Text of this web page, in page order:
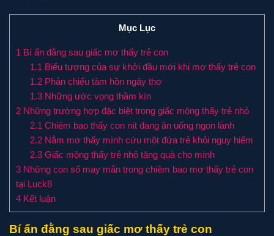
Mục Lục
1 Bí ẩn đằng sau giấc mơ thấy trẻ con
1.1 Biểu tượng của sự khởi đầu mới khi mơ thấy trẻ con
1.2Phản chiếu tâm hồn ngây thơ
1.3Những ước vọng thầm kín
2 Những trường hợp đặc biệt trong giấc mộng thấy trẻ nhỏ
2.1 Chiêm bao thấy con nít đang ăn uống ngon lành
2.2Nằm mơ thấy mình cứu một đứa trẻ khỏi nguy hiểm
2.3Giấc mộng thấy trẻ nhỏ tặng quà cho mình
3 Những con số may mắn trong chiêm bao mơ thấy trẻ con
tại Luck8
4 Kết luận
Bí ẩn đằng sau giấc mơ thấy trẻ con